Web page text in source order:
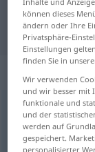
Flaschenpfand n
Übersicht
können dieses
ändern oder Ihre
Privatsphäre-
Einstellungen
finden Sie in
Wir verwenden
und wir besser mit
funktionale und
und der
werden auf
gespeichert.
personalisierter